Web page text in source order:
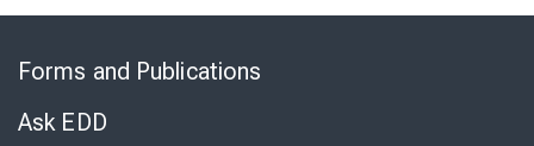
Forms and Publications
Ask EDD